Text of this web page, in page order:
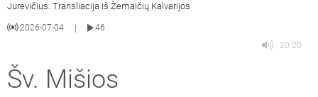
Jurevičius. Transliacija iš Žemaičių Kalvarijos
2026-07-04 |
46
20:20
Šv. Mišios